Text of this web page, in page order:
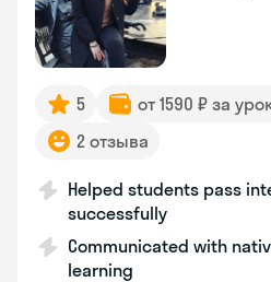
5 от 1590 ₽ за
2 отзыва
Helped students pass
successfully
Communicated with
learning